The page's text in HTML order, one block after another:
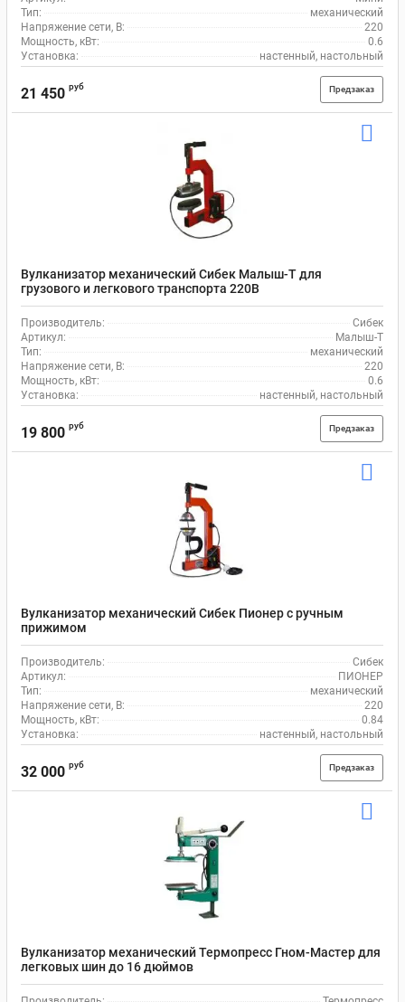
Тип:
механический
Напряжение сети, В:
220
Мощность, кВт:
0.6
Установка:
настенный, настольный
21 450 руб Предзаказ
Вулканизатор механический Сибек Малыш-Т для
грузового и легкового транспорта 220В
Производитель:
Сибек
Артикул:
Малыш-Т
Тип:
механический
Напряжение сети, В:
220
Мощность, кВт:
0.6
Установка:
настенный, настольный
19 800 руб Предзаказ
Вулканизатор механический Сибек Пионер с ручным
прижимом
Производитель:
Сибек
Артикул:
ПИОНЕР
Тип:
механический
Напряжение сети, В:
220
Мощность, кВт:
0.84
Установка:
настенный, настольный
32 000 руб Предзаказ
Вулканизатор механический Термопресс Гном-Мастер для
легковых шин до 16 дюймов